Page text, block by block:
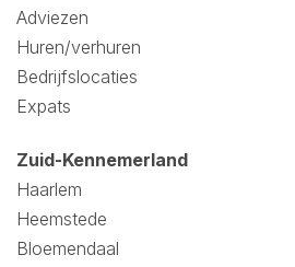
Adviezen
Huren/verhuren
Bedrijfslocaties
Expats
Zuid-Kennemerland
Haarlem
Heemstede
Bloemendaal